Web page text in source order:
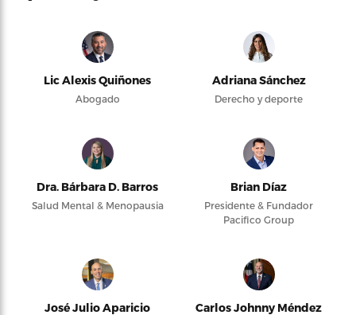
Lic Alexis Quiñones
Abogado
Adriana Sánchez
Derecho y deporte
Dra. Bárbara D. Barros
Salud Mental & Menopausia
Brian Díaz
Presidente & Fundador
Pacifico Group
José Julio Aparicio
Carlos Johnny Méndez